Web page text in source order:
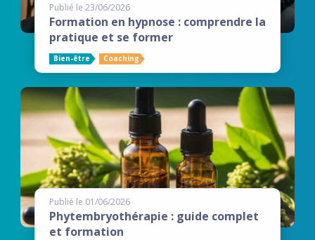
Publié le 23/06/2026
Formation en hypnose : comprendre la
pratique et se former
Bien-être Coaching
Publié le 01/06/2026
Phytembryothérapie : guide complet
et formation